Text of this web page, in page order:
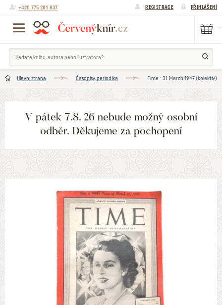
+420 775 281 837 REGISTRACE PŘIHLÁŠENÍ
Hlavní strana Časopisy, periodika Time - 31. March 1947 (kolektiv)
V pátek 7.8. 26 nebude možný osobní
odběr. Děkujeme za pochopení